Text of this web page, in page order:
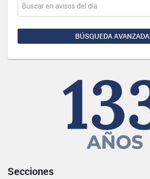
BÚSQUEDA AVANZADA
Secciones